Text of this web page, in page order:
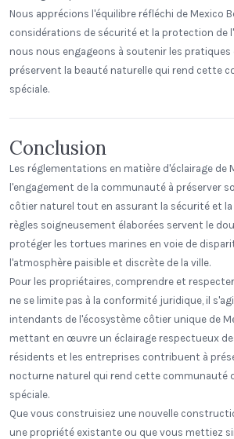
Nous apprécions l'équilibre réfléchi de Mexico
considérations de sécurité et la protection de
nous nous engageons à soutenir les pratiques
préservent la beauté naturelle qui rend cette
spéciale.
Conclusion
Les réglementations en matière d'éclairage de
l'engagement de la communauté à préserver
côtier naturel tout en assurant la sécurité et
règles soigneusement élaborées servent le
protéger les tortues marines en voie de
l'atmosphère paisible et discrète de la ville.
Pour les propriétaires, comprendre et
ne se limite pas à la conformité juridique, il
intendants de l'écosystème côtier unique de
mettant en œuvre un éclairage respectueux
résidents et les entreprises contribuent à
nocturne naturel qui rend cette communauté
spéciale.
Que vous construisiez une nouvelle
une propriété existante ou que vous mettiez